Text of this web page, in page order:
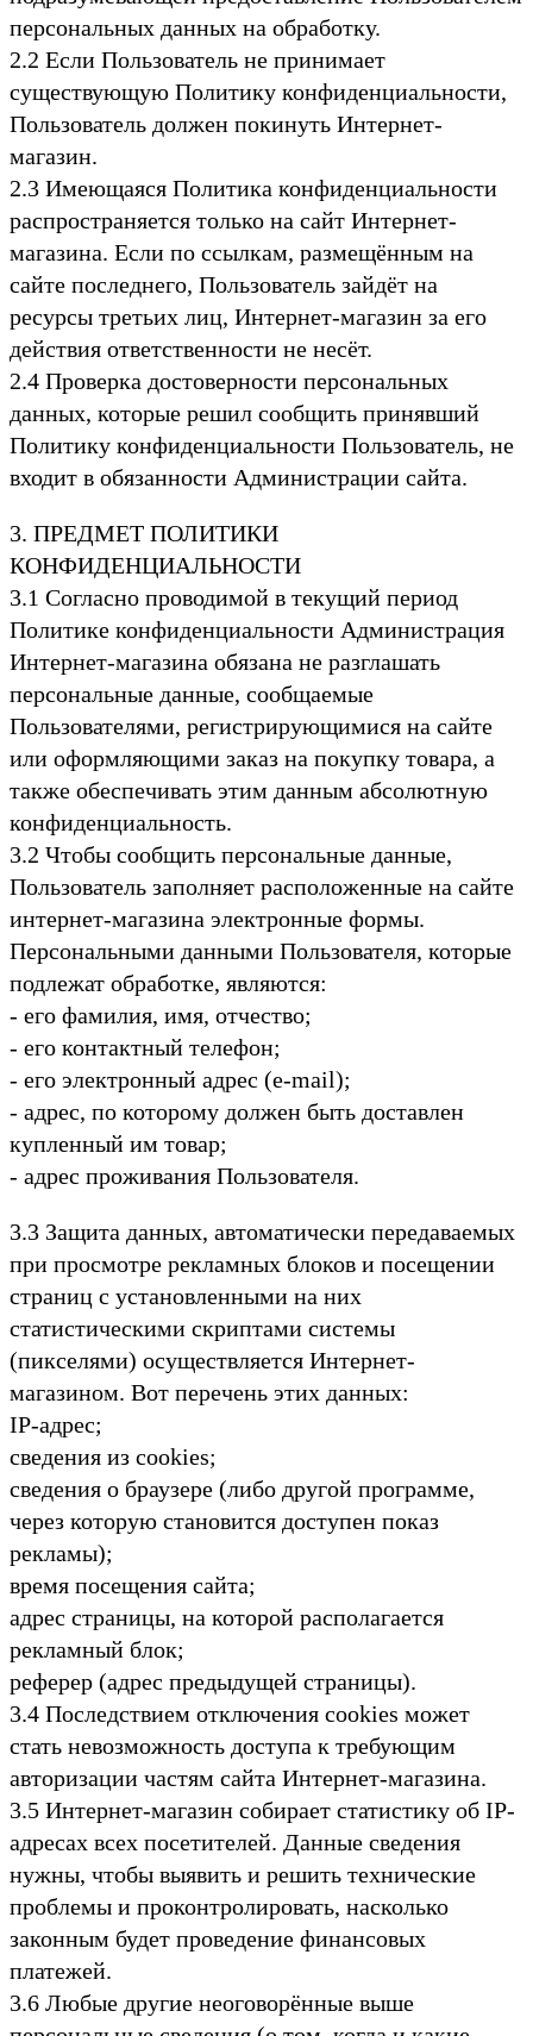
персональных данных на обработку.
2.2 Если Пользователь не принимает
существующую Политику конфиденциальности,
Пользователь должен покинуть Интернет-
магазин.
2.3 Имеющаяся Политика конфиденциальности
распространяется только на сайт Интернет-
магазина. Если по ссылкам, размещённым на
сайте последнего, Пользователь зайдёт на
ресурсы третьих лиц, Интернет-магазин за его
действия ответственности не несёт.
2.4 Проверка достоверности персональных
данных, которые решил сообщить принявший
Политику конфиденциальности Пользователь, не
входит в обязанности Администрации сайта.
3. ПРЕДМЕТ ПОЛИТИКИ
КОНФИДЕНЦИАЛЬНОСТИ
3.1 Согласно проводимой в текущий период
Политике конфиденциальности Администрация
Интернет-магазина обязана не разглашать
персональные данные, сообщаемые
Пользователями, регистрирующимися на сайте
или оформляющими заказ на покупку товара, а
также обеспечивать этим данным абсолютную
конфиденциальность.
3.2 Чтобы сообщить персональные данные,
Пользователь заполняет расположенные на сайте
интернет-магазина электронные формы.
Персональными данными Пользователя, которые
подлежат обработке, являются:
- его фамилия, имя, отчество;
- его контактный телефон;
- его электронный адрес (e-mail);
- адрес, по которому должен быть доставлен
купленный им товар;
- адрес проживания Пользователя.
3.3 Защита данных, автоматически передаваемых
при просмотре рекламных блоков и посещении
страниц с установленными на них
статистическими скриптами системы
(пикселями) осуществляется Интернет-
магазином. Вот перечень этих данных:
IP-адрес;
сведения из cookies;
сведения о браузере (либо другой программе,
через которую становится доступен показ
рекламы);
время посещения сайта;
адрес страницы, на которой располагается
рекламный блок;
реферер (адрес предыдущей страницы).
3.4 Последствием отключения cookies может
стать невозможность доступа к требующим
авторизации частям сайта Интернет-магазина.
3.5 Интернет-магазин собирает статистику об IP-
адресах всех посетителей. Данные сведения
нужны, чтобы выявить и решить технические
проблемы и проконтролировать, насколько
законным будет проведение финансовых
платежей.
3.6 Любые другие неоговорённые выше